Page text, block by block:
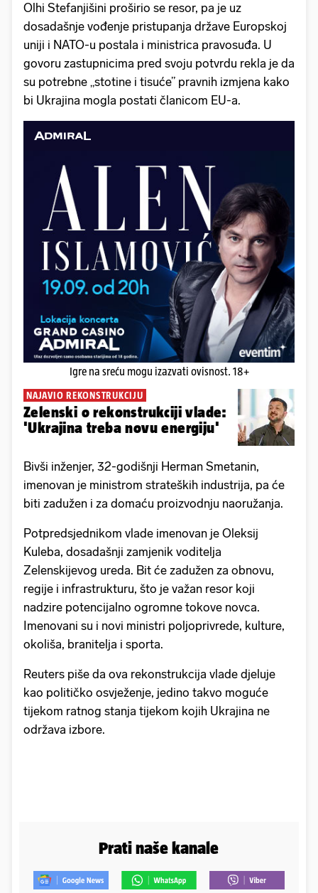
Olhi Stefanjišini proširio se resor, pa je uz
dosadašnje vođenje pristupanja države Europskoj
uniji i NATO-u postala i ministrica pravosuđa. U
govoru zastupnicima pred svoju potvrdu rekla je da
su potrebne „stotine i tisuće” pravnih izmjena kako
bi Ukrajina mogla postati članicom EU-a.
Igre na sreću mogu izazvati ovisnost. 18+
NAJAVIO REKONSTRUKCIJU
Zelenski o rekonstrukciji vlade:
'Ukrajina treba novu energiju'
Bivši inženjer, 32-godišnji Herman Smetanin,
imenovan je ministrom strateških industrija, pa će
biti zadužen i za domaću proizvodnju naoružanja.
Potpredsjednikom vlade imenovan je Oleksij
Kuleba, dosadašnji zamjenik voditelja
Zelenskijevog ureda. Bit će zadužen za obnovu,
regije i infrastrukturu, što je važan resor koji
nadzire potencijalno ogromne tokove novca.
Imenovani su i novi ministri poljoprivrede, kulture,
okoliša, branitelja i sporta.
Reuters piše da ova rekonstrukcija vlade djeluje
kao političko osvježenje, jedino takvo moguće
tijekom ratnog stanja tijekom kojih Ukrajina ne
održava izbore.
Prati naše kanale